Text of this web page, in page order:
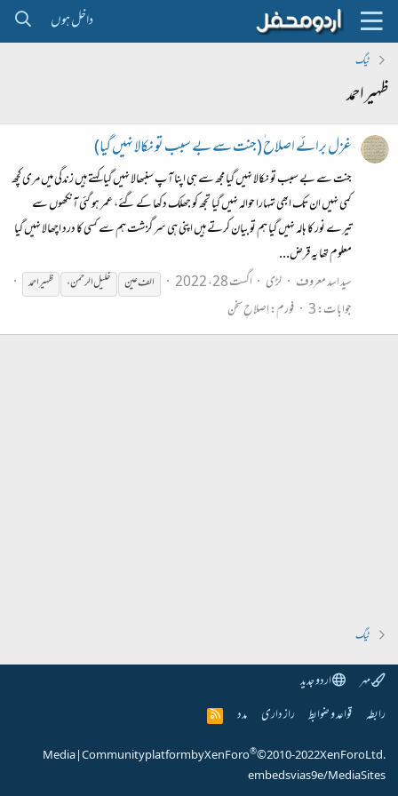
داخل ہوں
ٹیگ
ظہیراحمد
غزل برائے اصلاح ٰ(جنت سے بے سبب تو نکالا نہیں گیا)
جنت سے بے سبب تو نکالا نہیں گیا مجھ سے ہی اپنا آپ سنبھالا نہیں گیا کہتے ہیں زندگی میں مری کچھ
کمی نہیں ان تک ابھی تمہارا حوالہ نہیں گیا تجھ کو جھلک دکھا کے گئے، عمر ہو گئی آنکھوں سے
تیرے نور کا ہالہ نہیں گیا ہم تو بیان کرتے ہیں اپنی ہی سر گزشت ہم سے کسی کا درد اچھالا نہیں گیا
معلوم تھا یہ قرض...
سید اسد معروف
لڑی اگست 28، 2022 الف عین خلیل الرحمن، ظہیراحمد
جوابات: 3 فورم:اِصلاحِ سخن
ٹیگ
مہر
اردو جدید
رابطہ قواعد و ضوابط راز داری مدد
R
S
Community platform by XenForo®© 2010-2022 XenForo Ltd.
|
Media
embeds via s9e/MediaSites